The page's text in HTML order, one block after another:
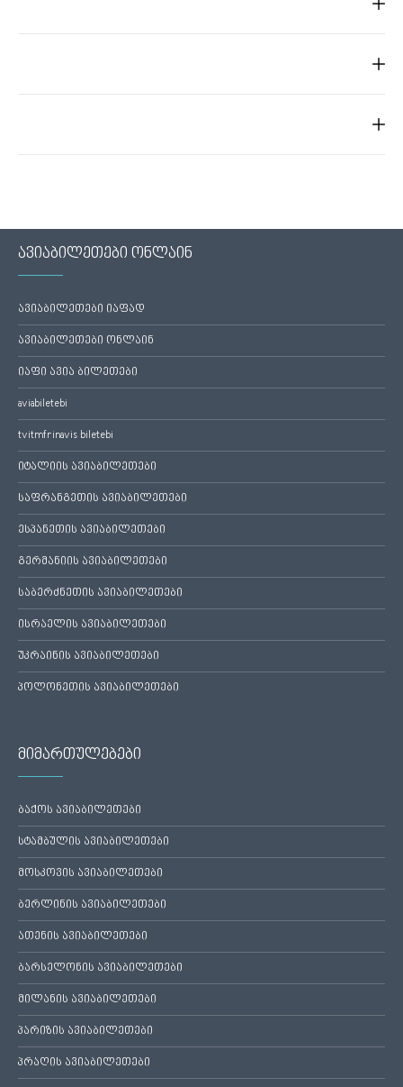
ავიაბილეთები ონლაინ
ავიაბილეთები იაფად
ავიაბილეთები ონლაინ
იაფი ავია ბილეთები
aviabiletebi
tvitmfrinavis biletebi
იტალიის ავიაბილეთები
საფრანგეთის ავიაბილეთები
ესპანეთის ავიაბილეთები
გერმანიის ავიაბილეთები
საბერძნეთის ავიაბილეთები
ისრაელის ავიაბილეთები
უკრაინის ავიაბილეთები
პოლონეთის ავიაბილეთები
მიმართულებები
ბაქოს ავიაბილეთები
სტამბულის ავიაბილეთები
მოსკოვის ავიაბილეთები
ბერლინის ავიაბილეთები
ათენის ავიაბილეთები
ბარსელონის ავიაბილეთები
მილანის ავიაბილეთები
პარიზის ავიაბილეთები
პრაღის ავიაბილეთები